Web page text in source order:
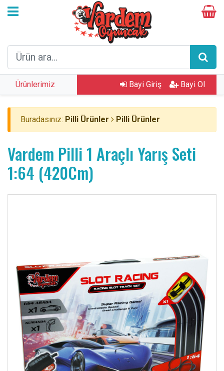
Ürünlerimiz Bayi Giriş Bayi Ol
Buradasınız: Pilli Ürünler Pilli Ürünler
Vardem Pilli 1 Araçlı Yarış Seti
1:64 (420Cm)